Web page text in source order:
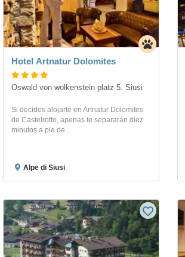
Hotel Artnatur Dolomites
Oswald von wolkenstein platz 5. Siusi
Si decides alojarte en Artnatur Dolomites
de Castelrotto, apenas te separarán diez
minutos a pie de...
Alpe di Siusi